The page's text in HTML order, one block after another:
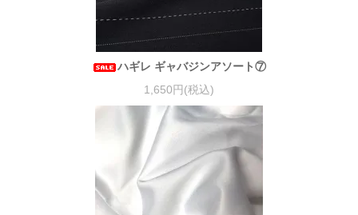
ハギレ ギャバジンアソート⑦
1,650円(税込)